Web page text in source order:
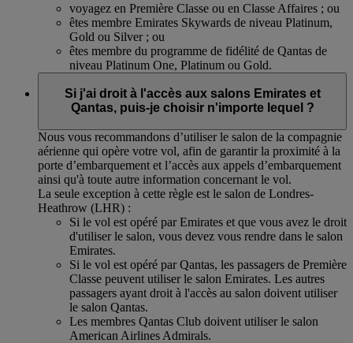
voyagez en Première Classe ou en Classe Affaires ; ou
êtes membre Emirates Skywards de niveau Platinum,
Gold ou Silver ; ou
êtes membre du programme de fidélité de Qantas de
niveau Platinum One, Platinum ou Gold.
Si j'ai droit à l'accès aux salons Emirates et
Qantas, puis-je choisir n'importe lequel ?
Nous vous recommandons d’utiliser le salon de la compagnie
aérienne qui opère votre vol, afin de garantir la proximité à la
porte d’embarquement et l’accès aux appels d’embarquement
ainsi qu'à toute autre information concernant le vol.
La seule exception à cette règle est le salon de Londres-
Heathrow (LHR) :
Si le vol est opéré par Emirates et que vous avez le droit
d'utiliser le salon, vous devez vous rendre dans le salon
Emirates.
Si le vol est opéré par Qantas, les passagers de Première
Classe peuvent utiliser le salon Emirates. Les autres
passagers ayant droit à l'accès au salon doivent utiliser
le salon Qantas.
Les membres Qantas Club doivent utiliser le salon
American Airlines Admirals.